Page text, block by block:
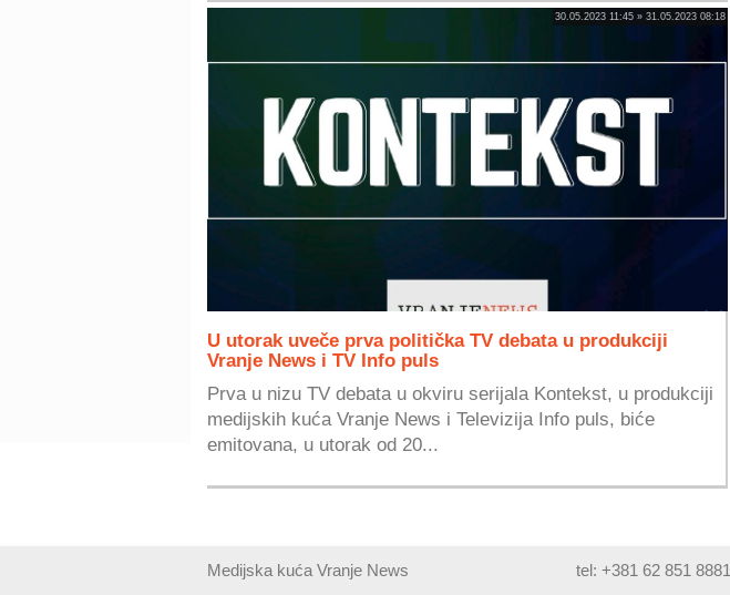
30.05.2023 11:45 » 31.05.2023 08:18
U utorak uveče prva politička TV debata u produkciji
Vranje News i TV Info puls
Prva u nizu TV debata u okviru serijala Kontekst, u produkciji
medijskih kuća Vranje News i Televizija Info puls, biće
emitovana, u utorak od 20...
Medijska kuća Vranje News tel: +381 62 851 8881